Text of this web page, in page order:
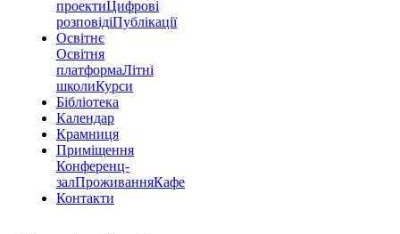
проектиЦифрові
розповідіПублікації
Освітнє
Освітня
платформаЛітні
школиКурси
Бібліотека
Календар
Крамниця
Приміщення
Конференц-
залПроживанняКафе
Контакти